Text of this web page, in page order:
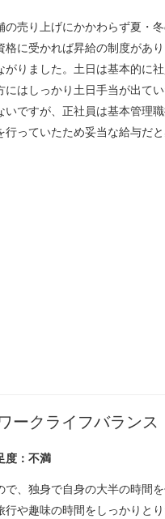
売り上げにかかわらず夏・
格に受かれば昇給の制度があ
がりました。土日は基本的に
にはしっかり土日手当が出て
ですが、正社員は基本管理
っていたため妥当な給与だと
ークライフバランス
度：不満
で、独身で自身の大半の時間
行や趣味の時間をしっかりと